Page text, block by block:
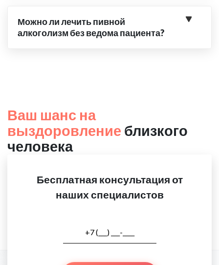
Можно ли лечить пивной
алкоголизм без ведома пациента?
Ваш шанс на
выздоровление близкого
человека
Бесплатная консультация от
наших специалистов